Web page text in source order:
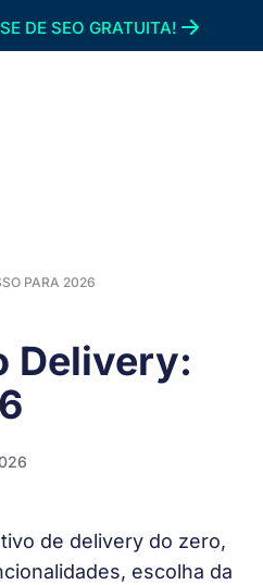
DE SEO GRATUITA!
PARA 2026
Delivery:
de delivery do zero,
escolha da